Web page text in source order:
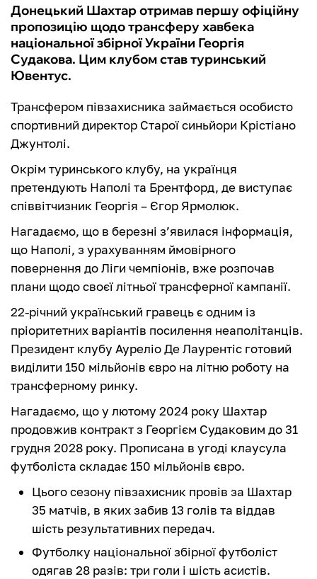
Донецький Шахтар отримав першу офіційну
пропозицію щодо трансферу хавбека
національної збірної України Георгія
Судакова. Цим клубом став туринський
Ювентус.
Трансфером півзахисника займається особисто
спортивний директор Старої синьйори Крістіано
Джунтолі.
Окрім туринського клубу, на українця
претендують Наполі та Брентфорд, де виступає
співвітчизник Георгія – Єгор Ярмолюк.
Нагадаємо, що в березні з’явилася інформація,
що Наполі, з урахуванням ймовірного
повернення до Ліги чемпіонів, вже розпочав
плани щодо своєї літньої трансферної кампанії.
22-річний український гравець є одним із
пріоритетних варіантів посилення неаполітанців.
Президент клубу Ауреліо Де Лаурентіс готовий
виділити 150 мільйонів євро на літню роботу на
трансферному ринку.
Нагадаємо, що у лютому 2024 року Шахтар
продовжив контракт з Георгієм Судаковим до 31
грудня 2028 року. Прописана в угоді клаусула
футболіста складає 150 мільйонів євро.
Цього сезону півзахисник провів за Шахтар
35 матчів, в яких забив 13 голів та віддав
шість результативних передач.
Футболку національної збірної футболіст
одягав 28 разів: три голи і шість асистів.